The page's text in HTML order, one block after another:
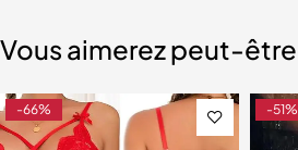
Vous aimerez peut-
-66% -51%